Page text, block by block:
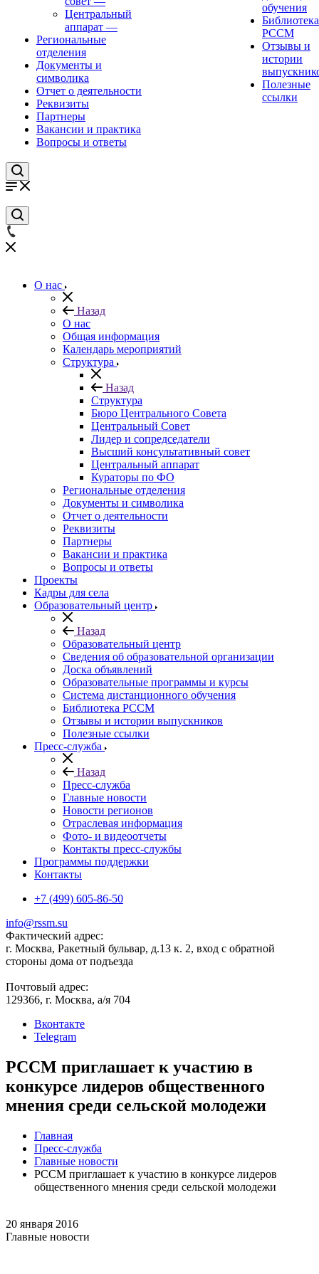
Центральный
аппарат —
Региональные
отделения
Документы и
символика
Отчет о деятельности
Реквизиты
Партнеры
Вакансии и практика
Вопросы и ответы
обучения
Библиотека
РССМ
Отзывы и
истории
Полезные
ссылки
О нас
Назад
О нас
Общая информация
Календарь мероприятий
Структура
Назад
Структура
Бюро Центрального Совета
Центральный Совет
Лидер и сопредседатели
Высший консультативный совет
Центральный аппарат
Кураторы по ФО
Региональные отделения
Документы и символика
Отчет о деятельности
Реквизиты
Партнеры
Вакансии и практика
Вопросы и ответы
Проекты
Кадры для села
Образовательный центр
Назад
Образовательный центр
Сведения об образовательной организации
Доска объявлений
Образовательные программы и курсы
Система дистанционного обучения
Библиотека РССМ
Отзывы и истории выпускников
Полезные ссылки
Пресс-служба
Назад
Пресс-служба
Главные новости
Новости регионов
Отраслевая информация
Фото- и видеоотчеты
Контакты пресс-службы
Программы поддержки
Контакты
+7 (499) 605-86-50
info@rssm.su
Фактический адрес:
г. Москва, Ракетный бульвар, д.13 к. 2, вход с обратной
стороны дома от подъезда
Почтовый адрес:
129366, г. Москва, а/я 704
Вконтакте
Telegram
РССМ приглашает к участию в
конкурсе лидеров общественного
мнения среди сельской молодежи
Главная
Пресс-служба
Главные новости
РССМ приглашает к участию в конкурсе лидеров
общественного мнения среди сельской молодежи
20 января 2016
Главные новости